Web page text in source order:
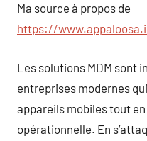
Ma source à propos de
https://
Les solutions MDM sont
entreprises modernes
appareils mobiles tout
opérationnelle. En